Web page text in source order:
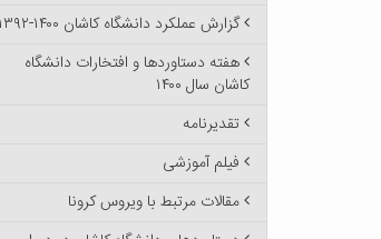
گزارش عملکرد دانشگاه کاشان ۱۴۰۰-۱۳۹۲
هفته دستاوردها و افتخارات دانشگاه
کاشان سال ۱۴۰۰
تقدیرنامه
فیلم آموزشی
مقالات مرتبط با ویروس کرونا